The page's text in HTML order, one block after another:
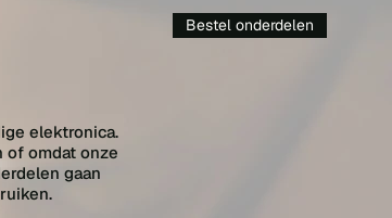
Bestel onderdelen
elektronica.
of omdat onze
gaan